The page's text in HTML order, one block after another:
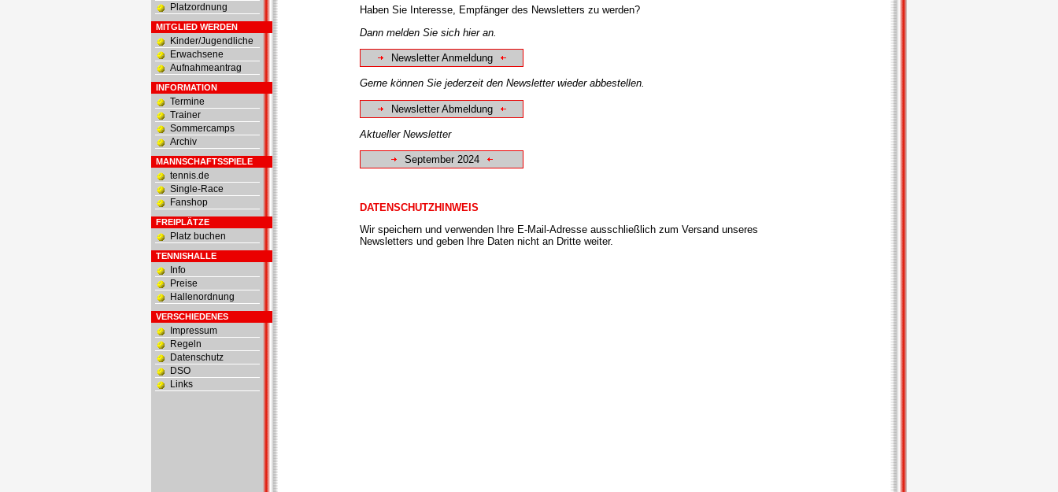
Platzordnung
MITGLIED WERDEN
Kinder/Jugendliche
Erwachsene
Aufnahmeantrag
INFORMATION
Termine
Trainer
Sommercamps
Archiv
MANNSCHAFTSSPIELE
tennis.de
Single-Race
Fanshop
FREIPLÄTZE
Platz buchen
TENNISHALLE
Info
Preise
Hallenordnung
VERSCHIEDENES
Impressum
Regeln
Datenschutz
DSO
Links
Haben Sie Interesse, Empfänger des Newsletters zu werden?
Dann melden Sie sich hier an.
Newsletter Anmeldung
Gerne können Sie jederzeit den Newsletter wieder abbestellen.
Newsletter Abmeldung
Aktueller Newsletter
September 2024
DATENSCHUTZHINWEIS
Wir speichern und verwenden Ihre E-Mail-Adresse ausschließlich zum Versand unseres
Newsletters und geben Ihre Daten nicht an Dritte weiter.